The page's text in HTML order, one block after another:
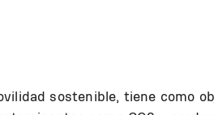
sostenible, tiene como